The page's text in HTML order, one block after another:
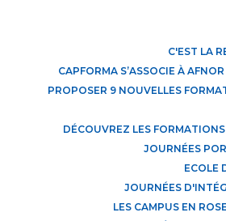
C'EST LA
CAPFORMA S’ASSOCIE À
PROPOSER 9 NOUVELLES
DÉCOUVREZ LES
JOURNÉES
ECOLE
JOURNÉES
LES CAMPUS EN